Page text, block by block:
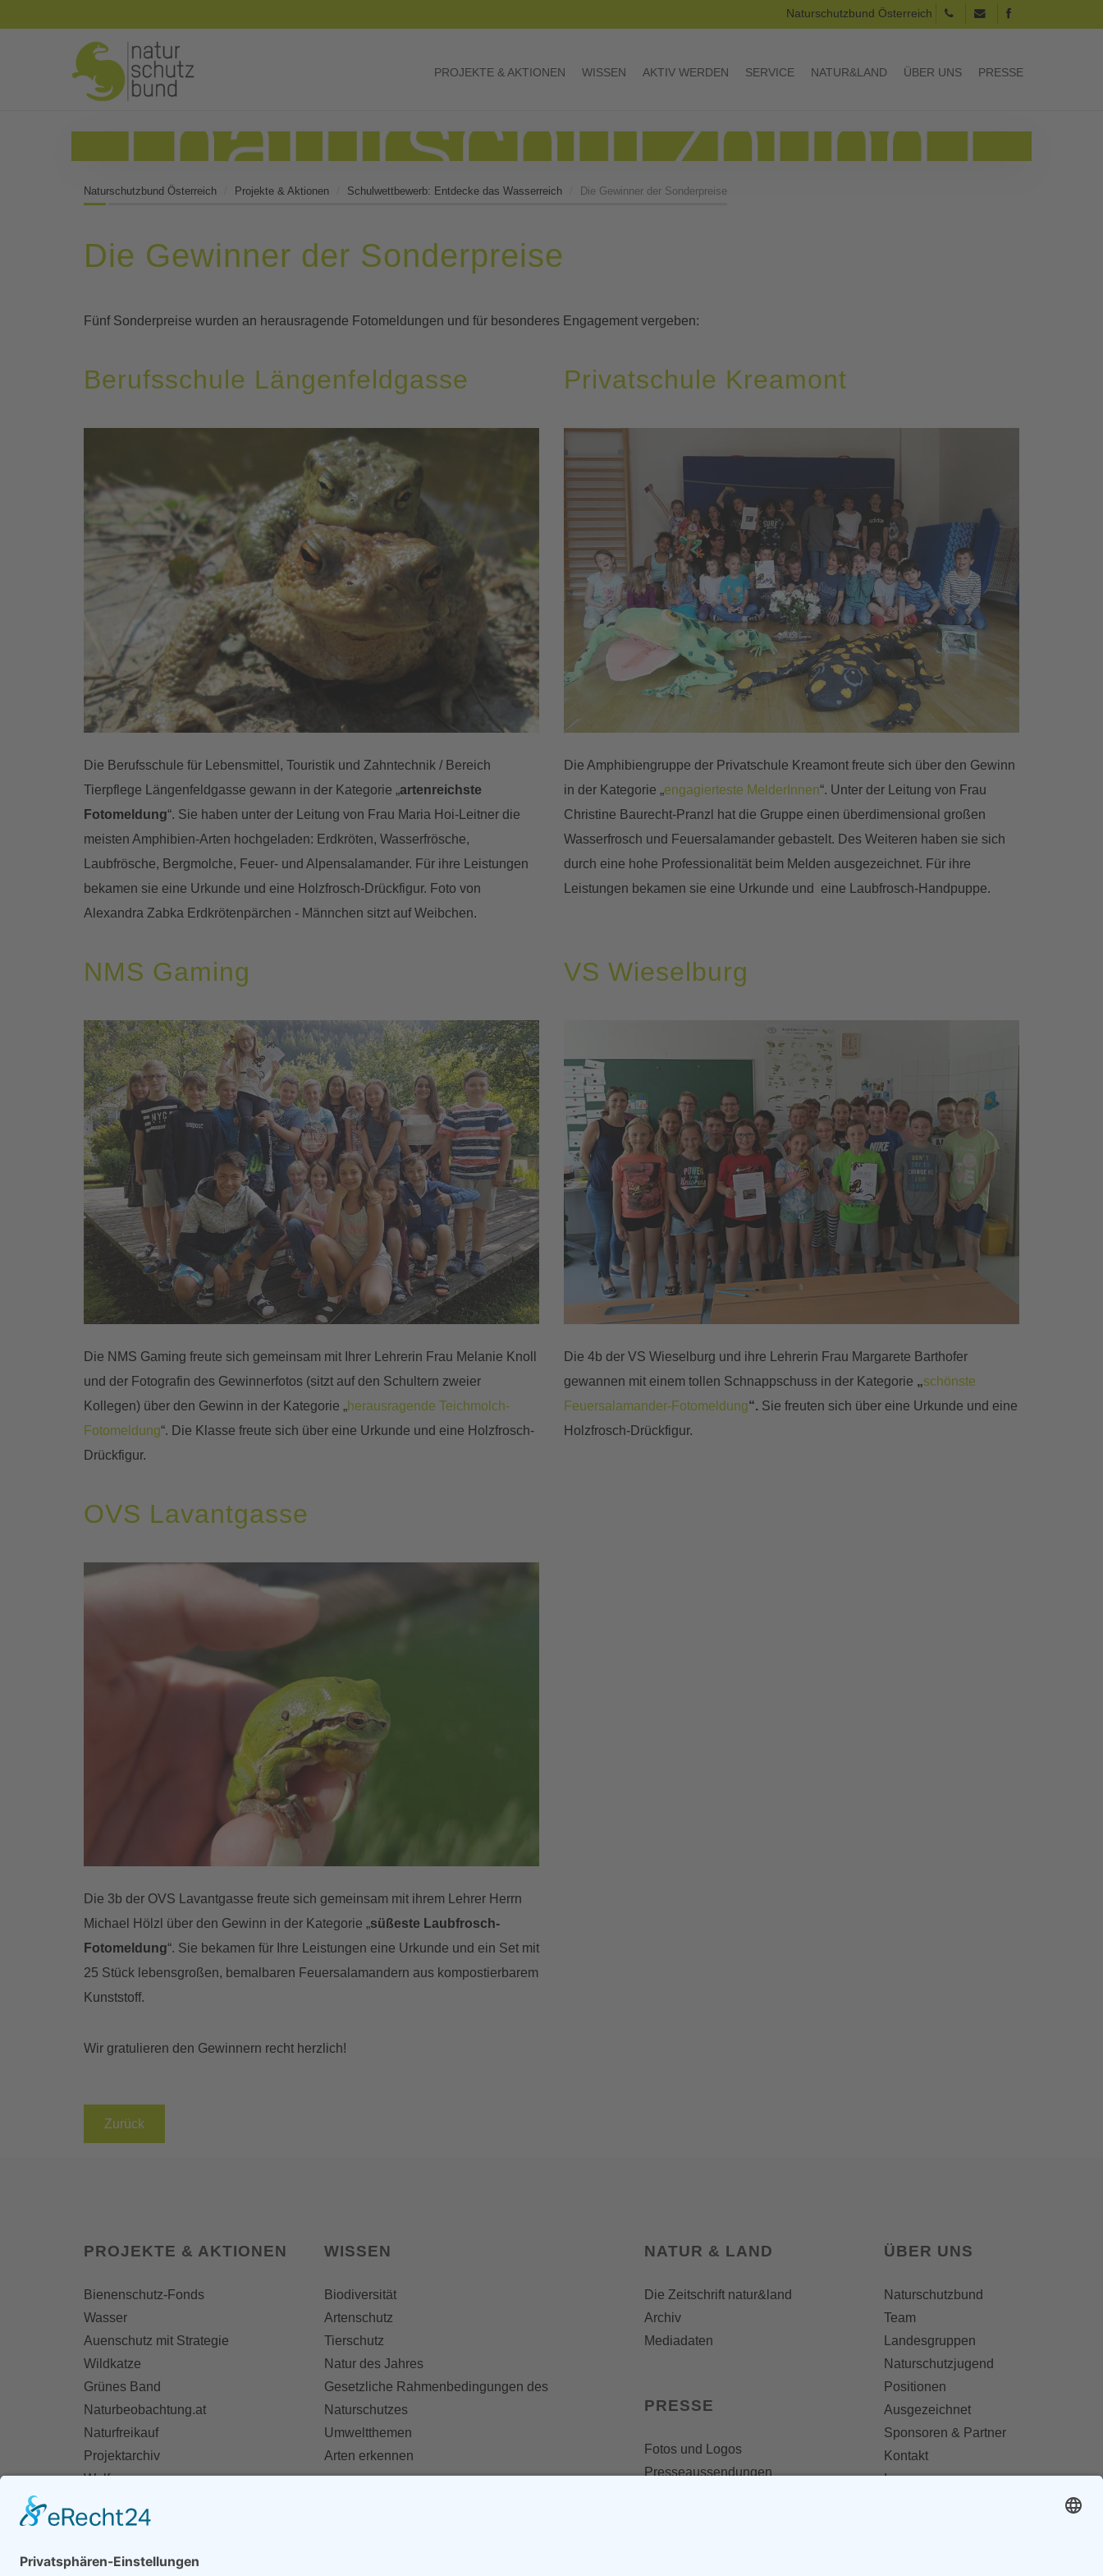
Naturschutzbund Österreich
PROJEKTE & AKTIONEN WISSEN AKTIV WERDEN SERVICE NATUR&LAND ÜBER UNS PRESSE
Naturschutzbund Österreich Projekte & Aktionen Schulwettbewerb: Entdecke das Wasserreich Die Gewinner der Sonderpreise
Die Gewinner der Sonderpreise
Fünf Sonderpreise wurden an herausragende Fotomeldungen und für besonderes Engagement vergeben:
Berufsschule Längenfeldgasse
Die Berufsschule für Lebensmittel, Touristik und Zahntechnik / Bereich
Tierpflege Längenfeldgasse gewann in der Kategorie „artenreichste
Fotomeldung“. Sie haben unter der Leitung von Frau Maria Hoi-Leitner die
meisten Amphibien-Arten hochgeladen: Erdkröten, Wasserfrösche,
Laubfrösche, Bergmolche, Feuer- und Alpensalamander. Für ihre Leistungen
bekamen sie eine Urkunde und eine Holzfrosch-Drückfigur. Foto von
Alexandra Zabka Erdkrötenpärchen - Männchen sitzt auf Weibchen.
Privatschule Kreamont
Die Amphibiengruppe der Privatschule Kreamont freute sich über den Gewinn
in der Kategorie „engagierteste MelderInnen“. Unter der Leitung von Frau
Christine Baurecht-Pranzl hat die Gruppe einen überdimensional großen
Wasserfrosch und Feuersalamander gebastelt. Des Weiteren haben sie sich
durch eine hohe Professionalität beim Melden ausgezeichnet. Für ihre
Leistungen bekamen sie eine Urkunde und eine Laubfrosch-Handpuppe.
NMS Gaming
Die NMS Gaming freute sich gemeinsam mit Ihrer Lehrerin Frau Melanie Knoll
und der Fotografin des Gewinnerfotos (sitzt auf den Schultern zweier
Kollegen) über den Gewinn in der Kategorie „herausragende Teichmolch-
Fotomeldung“. Die Klasse freute sich über eine Urkunde und eine Holzfrosch-
Drückfigur.
VS Wieselburg
Die 4b der VS Wieselburg und ihre Lehrerin Frau Margarete Barthofer
gewannen mit einem tollen Schnappschuss in der Kategorie „schönste
Feuersalamander-Fotomeldung“. Sie freuten sich über eine Urkunde und eine
Holzfrosch-Drückfigur.
OVS Lavantgasse
Die 3b der OVS Lavantgasse freute sich gemeinsam mit ihrem Lehrer Herrn
Michael Hölzl über den Gewinn in der Kategorie „süßeste Laubfrosch-
Fotomeldung“. Sie bekamen für Ihre Leistungen eine Urkunde und ein Set mit
25 Stück lebensgroßen, bemalbaren Feuersalamandern aus kompostierbarem
Kunststoff.
Wir gratulieren den Gewinnern recht herzlich!
Zurück
PROJEKTE & AKTIONEN
Bienenschutz-Fonds
Wasser
Auenschutz mit Strategie
Wildkatze
Grünes Band
Naturbeobachtung.at
Naturfreikauf
Projektarchiv
Wolf
WISSEN
Biodiversität
Artenschutz
Tierschutz
Natur des Jahres
Gesetzliche Rahmenbedingungen des
Naturschutzes
Umweltthemen
Arten erkennen
NATUR & LAND
Die Zeitschrift natur&land
Archiv
Mediadaten
PRESSE
Fotos und Logos
Presseaussendungen
ÜBER UNS
Naturschutzbund
Team
Landesgruppen
Naturschutzjugend
Positionen
Ausgezeichnet
Sponsoren & Partner
Kontakt
Impressum